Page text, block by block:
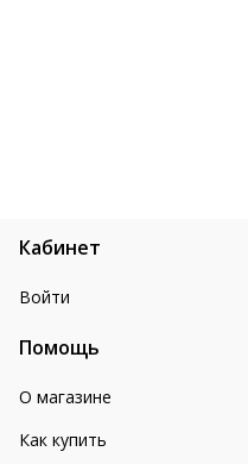
Кабинет
Войти
Помощь
О магазине
Как купить